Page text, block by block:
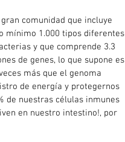
gran comunidad que incluye
mínimo 1.000 tipos diferentes
y que comprende 3.3
de genes, lo que supone es
más que el genoma
de energía y protegernos
de nuestras células inmunes
en nuestro intestino!, por